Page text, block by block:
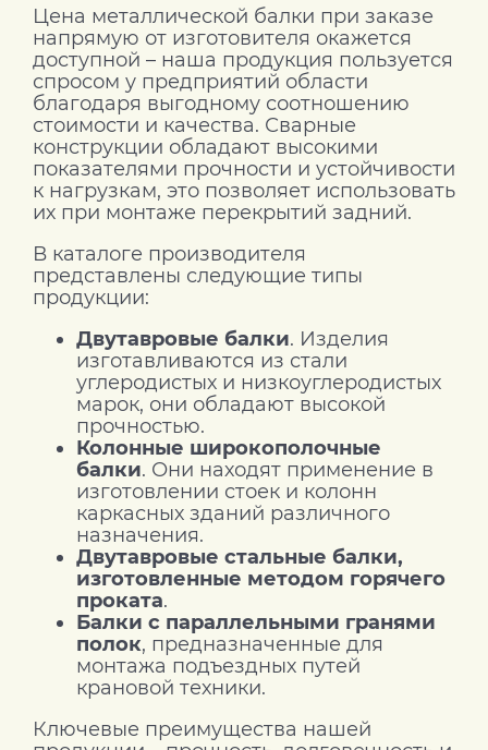
Цена металлической балки при заказе
напрямую от изготовителя окажется
доступной – наша продукция пользуется
спросом у предприятий области
благодаря выгодному соотношению
стоимости и качества. Сварные
конструкции обладают высокими
показателями прочности и устойчивости
к нагрузкам, это позволяет использовать
их при монтаже перекрытий задний.
В каталоге производителя
представлены следующие типы
продукции:
Двутавровые балки. Изделия
изготавливаются из стали
углеродистых и низкоуглеродистых
марок, они обладают высокой
прочностью.
Колонные широкополочные
балки. Они находят применение в
изготовлении стоек и колонн
каркасных зданий различного
назначения.
Двутавровые стальные балки,
изготовленные методом горячего
проката.
Балки с параллельными гранями
полок, предназначенные для
монтажа подъездных путей
крановой техники.
Ключевые преимущества нашей